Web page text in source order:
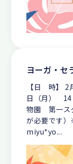
ヨーガ・セ
【日 時】 2
日（月） 14
物園 第一ス
が必要です
miyu*yo...